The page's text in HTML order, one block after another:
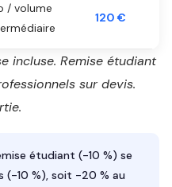
/ volume
120 €
incluse. Remise étudiant
sur devis.
étudiant (-10 %) se
(-10 %), soit -20 % au